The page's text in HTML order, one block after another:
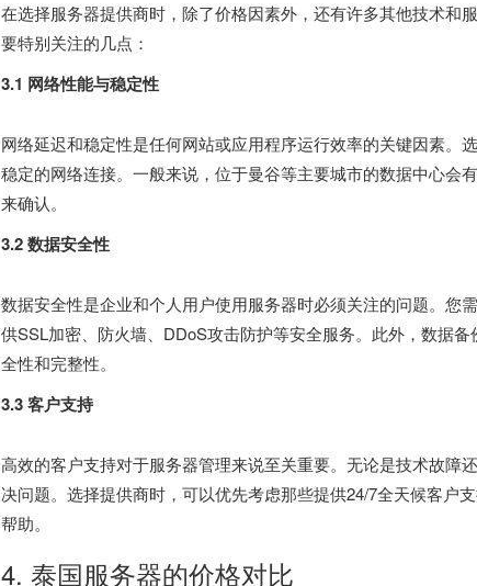
在选择服务器提供商时，除了价格因素外，还有许多其他技术和
要特别关注的几点：
3.1 网络性能与稳定性
网络延迟和稳定性是任何网站或应用程序运行效率的关键因素。
稳定的网络连接。一般来说，位于曼谷等主要城市的数据中心会
来确认。
3.2 数据安全性
数据安全性是企业和个人用户使用服务器时必须关注的问题。您
供SSL加密、防火墙、DDoS攻击防护等安全服务。此外，数据
全性和完整性。
3.3 客户支持
高效的客户支持对于服务器管理来说至关重要。无论是技术故障
决问题。选择提供商时，可以优先考虑那些提供24/7全天候客户
帮助。
4. 泰国服务器的价格对比